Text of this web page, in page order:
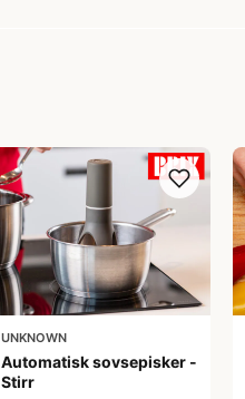
UNKNOWN
Automatisk sovsepisker -
Stirr